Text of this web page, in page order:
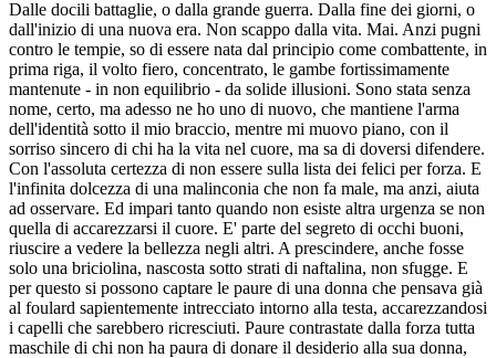
Dalle docili battaglie, o dalla grande guerra. Dalla fine dei giorni, o
dall'inizio di una nuova era. Non scappo dalla vita. Mai. Anzi pugni
contro le tempie, so di essere nata dal principio come combattente, in
prima riga, il volto fiero, concentrato, le gambe fortissimamente
mantenute - in non equilibrio - da solide illusioni. Sono stata senza
nome, certo, ma adesso ne ho uno di nuovo, che mantiene l'arma
dell'identità sotto il mio braccio, mentre mi muovo piano, con il
sorriso sincero di chi ha la vita nel cuore, ma sa di doversi difendere.
Con l'assoluta certezza di non essere sulla lista dei felici per forza. E
l'infinita dolcezza di una malinconia che non fa male, ma anzi, aiuta
ad osservare. Ed impari tanto quando non esiste altra urgenza se non
quella di accarezzarsi il cuore. E' parte del segreto di occhi buoni,
riuscire a vedere la bellezza negli altri. A prescindere, anche fosse
solo una briciolina, nascosta sotto strati di naftalina, non sfugge. E
per questo si possono captare le paure di una donna che pensava già
al foulard sapientemente intrecciato intorno alla testa, accarezzandosi
i capelli che sarebbero ricresciuti. Paure contrastate dalla forza tutta
maschile di chi non ha paura di donare il desiderio alla sua donna,